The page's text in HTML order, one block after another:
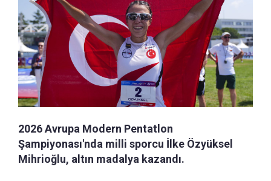
2026 Avrupa Modern Pentatlon
Şampiyonası'nda milli sporcu İlke Özyüksel
Mihrioğlu, altın madalya kazandı.